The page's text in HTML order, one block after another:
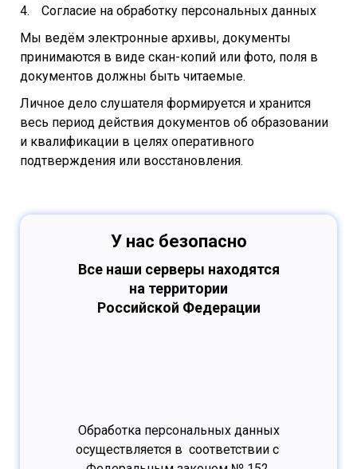
Согласие на обработку персональных данных
Мы ведём электронные архивы, документы
принимаются в виде скан-копий или фото, поля в
документов должны быть читаемые.
Личное дело слушателя формируется и хранится
весь период действия документов об образовании
и квалификации в целях оперативного
подтверждения или восстановления.
У нас безопасно
Все наши серверы находятся
на территории
Российской Федерации
Обработка персональных данных
осуществляется в соответствии с